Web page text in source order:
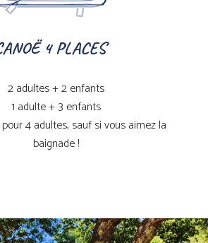
4 PLACES
2 adultes + 2 enfants
1 adulte + 3 enfants
4 adultes, sauf si vous aimez la
baignade !